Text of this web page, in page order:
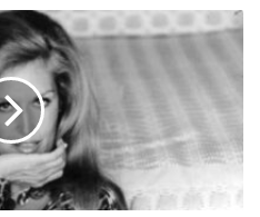
في
رحيلها..
صنعت
تاريخا
استثنائيا